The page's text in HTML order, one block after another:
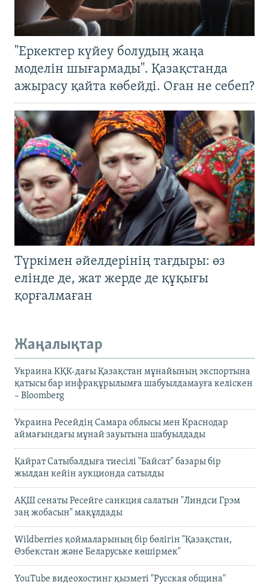
"Еркектер күйеу болудың жаңа
моделін шығармады". Қазақстанда
ажырасу қайта көбейді. Оған не себеп?
Түркімен әйелдерінің тағдыры: өз
елінде де, жат жерде де құқығы
қорғалмаған
Жаңалықтар
Украина КҚК-дағы Қазақстан мұнайының экспортына
қатысы бар инфрақұрылымға шабуылдамауға келіскен
– Bloomberg
Украина Ресейдің Самара облысы мен Краснодар
аймағындағы мұнай зауытына шабуылдады
Қайрат Сатыбалдыға тиесілі "Байсат" базары бір
жылдан кейін аукционда сатылды
АҚШ сенаты Ресейге санкция салатын "Линдси Грэм
заң жобасын" мақұлдады
Wildberries қоймаларының бір бөлігін "Қазақстан,
Өзбекстан және Беларуське көшірмек"
YouTube видеохостинг қызметі "Русская община"